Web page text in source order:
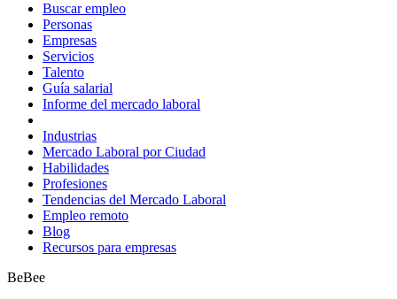
Buscar empleo
Personas
Empresas
Servicios
Talento
Guía salarial
Informe del mercado laboral
Industrias
Mercado Laboral por Ciudad
Habilidades
Profesiones
Tendencias del Mercado Laboral
Empleo remoto
Blog
Recursos para empresas
BeBee